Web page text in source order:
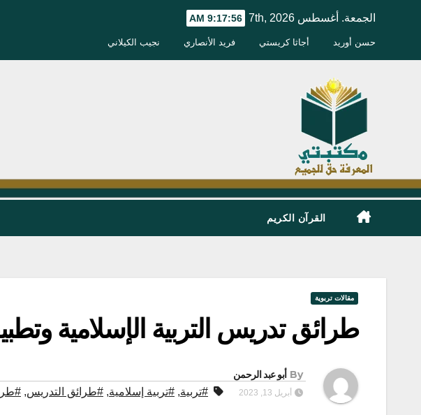
الجمعة. أغسطس 7th, 2026 9:17:57 AM
حسن أوريد أجاثا كريستي فريد الأنصاري نجيب الكيلاني
القرآن الكريم
مقالات تربوية
طرائق تدريس التربية الإسلامية
By أبو عبد الرحمن
أبريل 13, 2023 #تربية, #تربية إسلامية, #طرائق التدريس,